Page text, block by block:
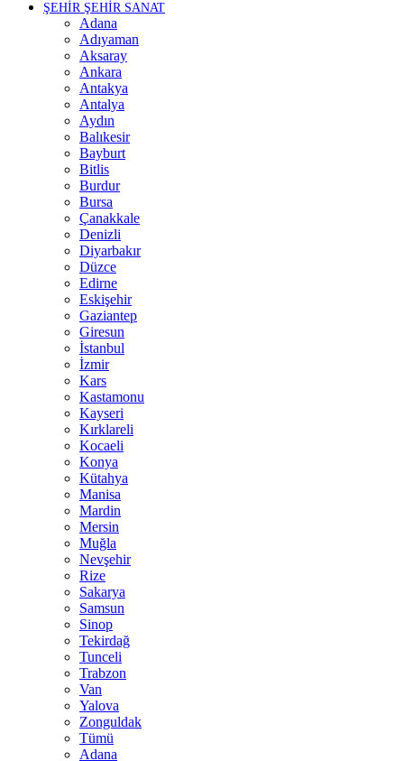
ŞEHİR ŞEHİR SANAT
Adana
Adıyaman
Aksaray
Ankara
Antakya
Antalya
Aydın
Balıkesir
Bayburt
Bitlis
Burdur
Bursa
Çanakkale
Denizli
Diyarbakır
Düzce
Edirne
Eskişehir
Gaziantep
Giresun
İstanbul
İzmir
Kars
Kastamonu
Kayseri
Kırklareli
Kocaeli
Konya
Kütahya
Manisa
Mardin
Mersin
Muğla
Nevşehir
Rize
Sakarya
Samsun
Sinop
Tekirdağ
Tunceli
Trabzon
Van
Yalova
Zonguldak
Tümü
Adana